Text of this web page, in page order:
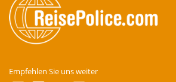
Empfehlen Sie uns weiter